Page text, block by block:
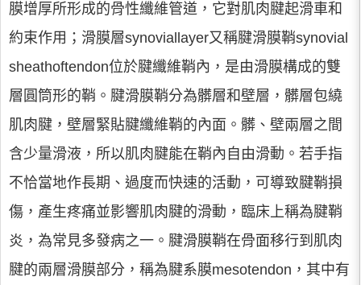
膜增厚所形成的骨性纖維管道，它對肌肉腱起滑車和
約束作用；滑膜層synoviallayer又稱腱滑膜鞘synovial
sheathoftendon位於腱纖維鞘內，是由滑膜構成的雙
層圓筒形的鞘。腱滑膜鞘分為髒層和壁層，髒層包繞
肌肉腱，壁層緊貼腱纖維鞘的內面。髒、壁兩層之間
含少量滑液，所以肌肉腱能在鞘內自由滑動。若手指
不恰當地作長期、過度而快速的活動，可導致腱鞘損
傷，產生疼痛並影響肌肉腱的滑動，臨床上稱為腱鞘
炎，為常見多發病之一。腱滑膜鞘在骨面移行到肌肉
腱的兩層滑膜部分，稱為腱系膜mesotendon，其中有